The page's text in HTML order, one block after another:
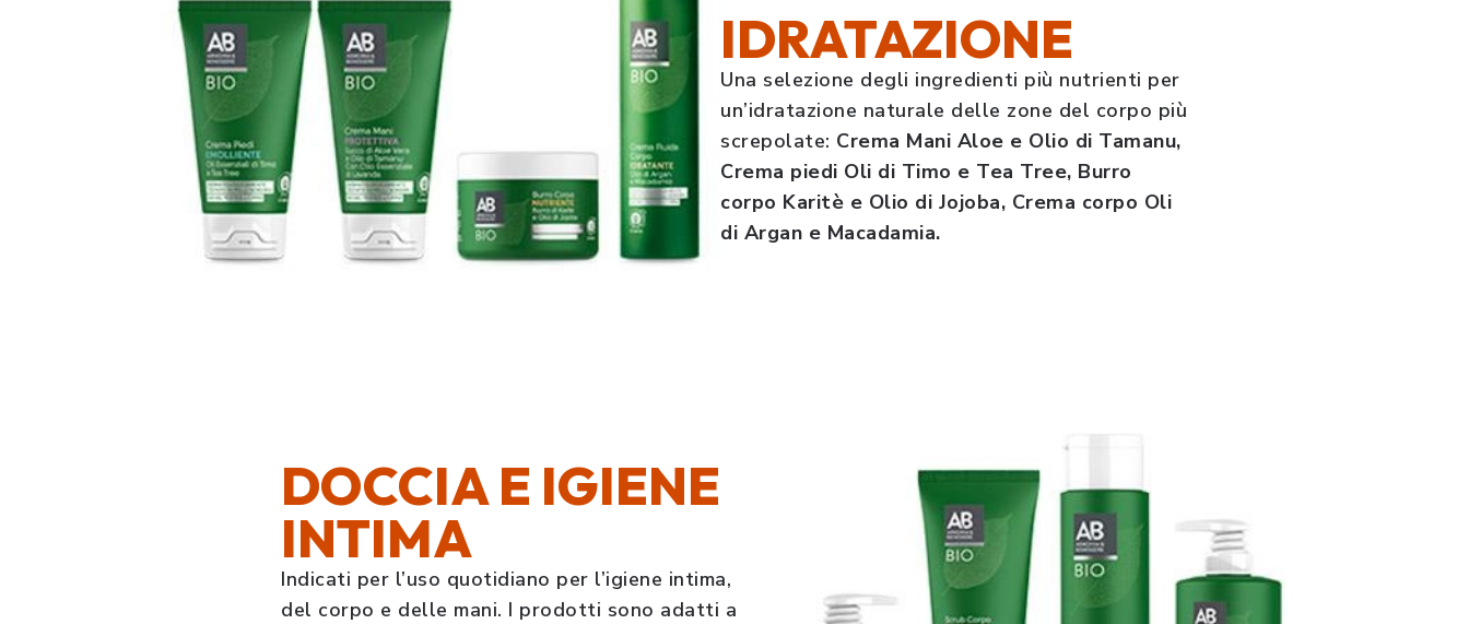
IDRATAZIONE
Una selezione degli ingredienti più nutrienti per
un’idratazione naturale delle zone del corpo più
screpolate: Crema Mani Aloe e Olio di Tamanu,
Crema piedi Oli di Timo e Tea Tree, Burro
corpo Karitè e Olio di Jojoba, Crema corpo Oli
di Argan e Macadamia.
DOCCIA E IGIENE
INTIMA
Indicati per l’uso quotidiano per l’igiene intima,
del corpo e delle mani. I prodotti sono adatti a